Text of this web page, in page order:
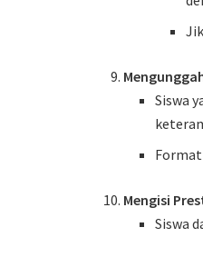
Siswa
Format
Mengisi
Siswa